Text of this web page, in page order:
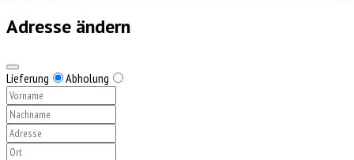
Adresse ändern
Lieferung Abholung